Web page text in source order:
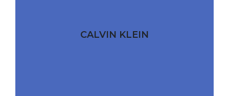
CALVIN KLEIN